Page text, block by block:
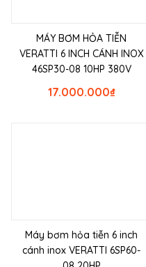
MÁY BƠM HỎA TIỄN
VERATTI 6 INCH CÁNH INOX
46SP30-08 10HP 380V
₫
17.000.000
Máy bơm hỏa tiễn 6 inch
cánh inox VERATTI 6SP60-